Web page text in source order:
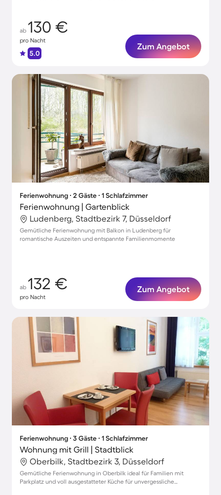
ab 130 €
pro Nacht
5.0
Zum Angebot
Ferienwohnung ∙ 2 Gäste ∙ 1 Schlafzimmer
Ferienwohnung | Gartenblick
Ludenberg, Stadtbezirk 7, Düsseldorf
Gemütliche Ferienwohnung mit Balkon in Ludenberg für
romantische Auszeiten und entspannte Familienmomente
ab 132 €
pro Nacht
Zum Angebot
Ferienwohnung ∙ 3 Gäste ∙ 1 Schlafzimmer
Wohnung mit Grill | Stadtblick
Oberbilk, Stadtbezirk 3, Düsseldorf
Gemütliche Ferienwohnung in Oberbilk ideal für Familien mit
Parkplatz und voll ausgestatteter Küche für unvergessliche